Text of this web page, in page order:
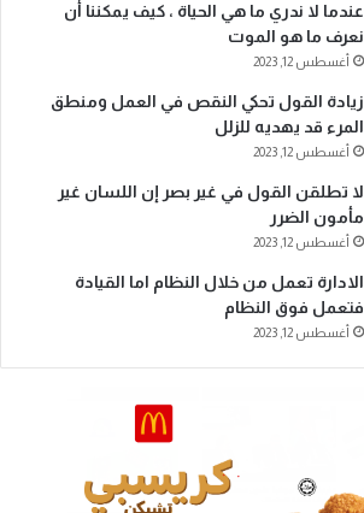
عندما لا ندري ما هي الحياة ، كيف يمكننا أن
نعرف ما هو الموت
أغسطس 12, 2023
زيادة القول تحكي النقص في العمل ومنطق
المرء قد يهديه للزلل
أغسطس 12, 2023
لا تطلقن القول في غير بصر إن اللسان غير
مأمون الضرر
أغسطس 12, 2023
الادارة تعمل من خلال النظام اما القيادة
فتعمل فوق النظام
أغسطس 12, 2023